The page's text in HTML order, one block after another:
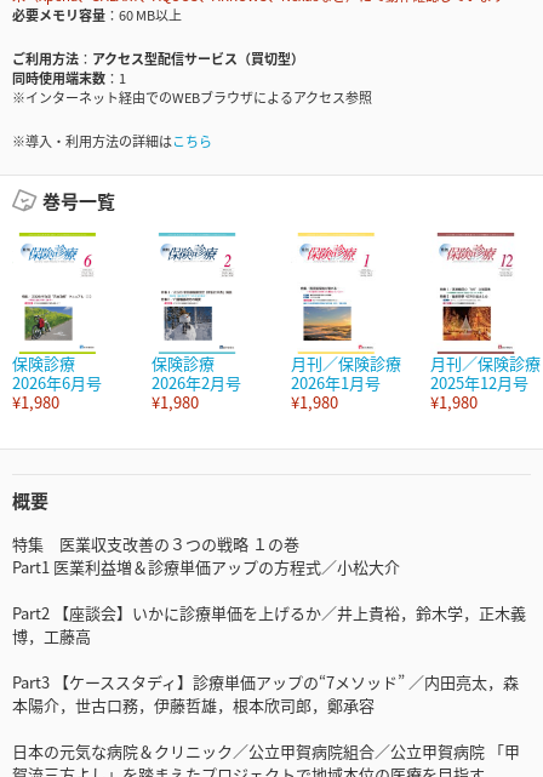
必要メモリ容量
60 MB以上
ご利用方法
アクセス型配信サービス（買切型）
同時使用端末数
1
※インターネット経由でのWEBブラウザによるアクセス参照
※導入・利用方法の詳細はこちら
巻号一覧
保険診療
2026年6月号
¥1,980
保険診療
2026年2月号
¥1,980
月刊／保険診療
2026年1月号
¥1,980
月刊／保険診療
2025年12月号
¥1,980
概要
特集 医業収支改善の３つの戦略 １の巻
Part1 医業利益増＆診療単価アップの方程式／小松大介
Part2 【座談会】いかに診療単価を上げるか／井上貴裕，鈴木学，正木義
博，工藤高
Part3 【ケーススタディ】診療単価アップの“7メソッド” ／内田亮太，森
本陽介，世古口務，伊藤哲雄，根本欣司郎，鄭承容
日本の元気な病院＆クリニック／公立甲賀病院組合／公立甲賀病院 「甲